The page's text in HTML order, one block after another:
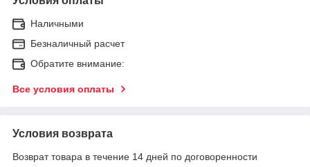
Наличными
Безналичный расчет
Обратите внимание:
Все условия оплаты
Условия возврата
Возврат товара в течение 14 дней по договоренности